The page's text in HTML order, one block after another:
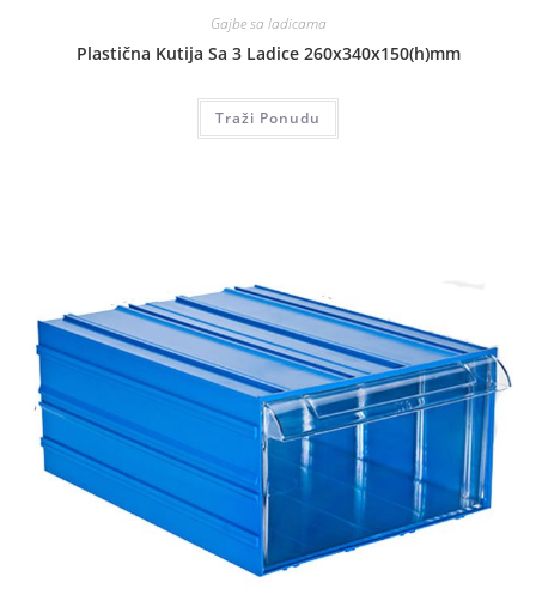
Gajbe sa ladicama
Plastična Kutija Sa 3 Ladice 260x340x150(h)mm
Traži Ponudu